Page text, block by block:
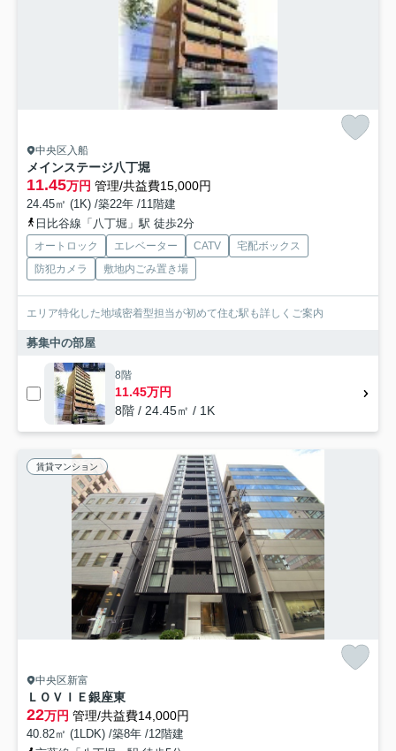
中央区入船
メインステージ八丁堀
11.45万円 管理/共益費15,000円
24.45㎡ (1K) /築22年 /11階建
日比谷線「八丁堀」駅 徒歩2分
オートロック エレベーター CATV
宅配ボックス
防犯カメラ
敷地内ごみ置き場
エリア特化した地域密着型担当が初めて住む駅も詳しくご案内
募集中の部屋
8階
11.45万円
8階 / 24.45㎡ / 1K
賃貸マンション
中央区新富
ＬＯＶＩＥ銀座東
22万円 管理/共益費14,000円
40.82㎡ (1LDK) /築8年 /12階建